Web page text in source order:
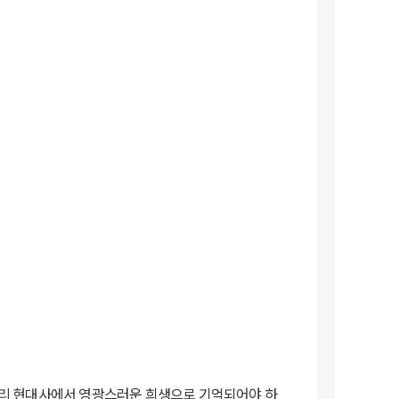
현대사에서 영광스러운 희생으로 기억되어야 하